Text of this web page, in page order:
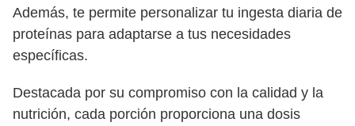
Además, te permite personalizar tu ingesta diaria de
proteínas para adaptarse a tus necesidades
específicas.
Destacada por su compromiso con la calidad y la
nutrición, cada porción proporciona una dosis